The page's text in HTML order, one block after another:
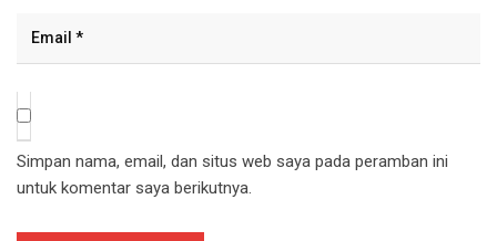
Simpan nama, email, dan situs web saya pada peramban ini
untuk komentar saya berikutnya.